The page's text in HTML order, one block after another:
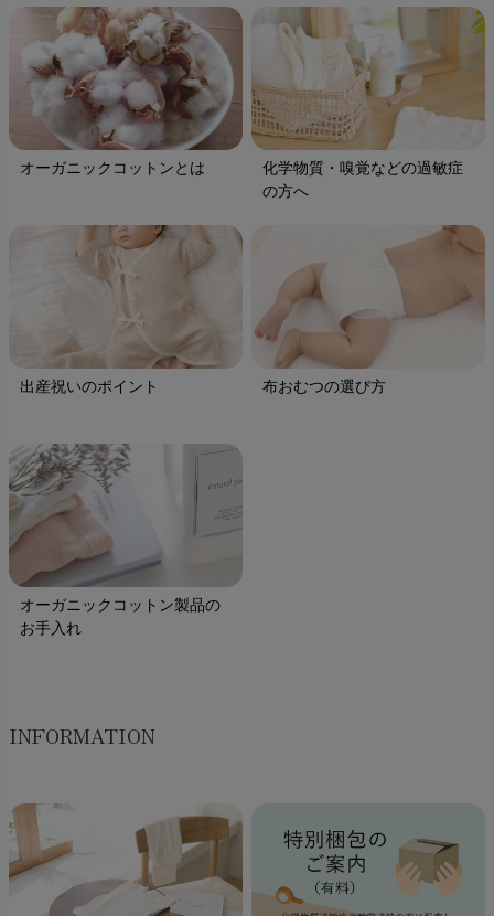
オーガニックコットンとは
化学物質・嗅覚などの過敏症
の方へ
出産祝いのポイント 布おむつの選び方
オーガニックコットン製品の
お手入れ
INFORMATION